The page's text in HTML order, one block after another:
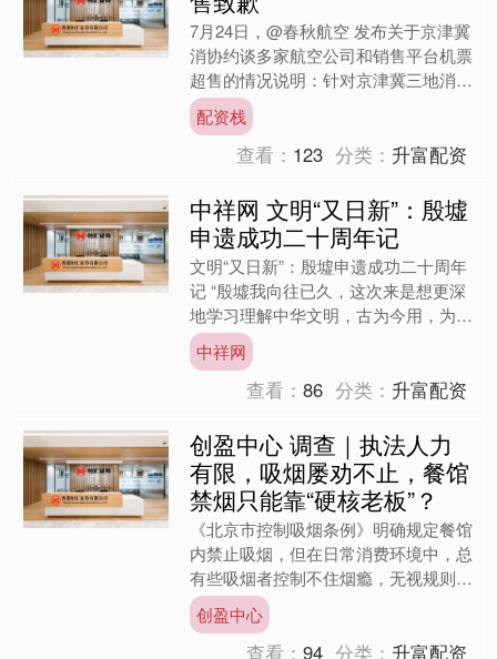
7月24日，@春秋航空 发布关于京津冀
消协约谈多家航空公司和销售平台机票
超售的情况说明：针对京津冀三地消协
组织于7月24日开展的机票超售联合约
谈，我公司通过消协....
配资栈
查看： 123 分类： 升富配资
中祥网 文明“又日新”：殷墟
申遗成功二十周年记
文明“又日新”：殷墟申遗成功二十周年
记 “殷墟我向往已久，这次来是想更深
地学习理解中华文明，古为今用，为更
好建设中华民族现代文明提供借鉴。”
在安阳殷墟博物馆的....
中祥网
查看：86 分类： 升富配资
创盈中心 调查｜执法人力
有限，吸烟屡劝不止，餐馆
禁烟只能靠“硬核老板”？
《北京市控制吸烟条例》明确规定餐馆
内禁止吸烟，但在日常消费环境中，总
有些吸烟者控制不住烟瘾，无视规则约
束，对抗服务员劝导，危害他人健康。
北京市控制吸烟协会“无....
创盈中心
查看：94 分类： 升富配资